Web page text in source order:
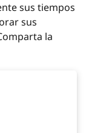
sus tiempos
sus
la